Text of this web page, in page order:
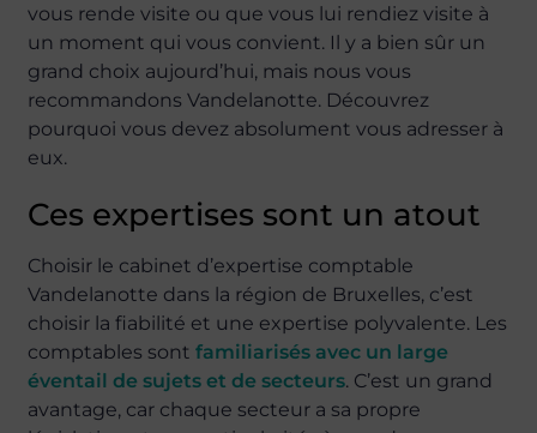
vous rende visite ou que vous lui rendiez visite à
un moment qui vous convient. Il y a bien sûr un
grand choix aujourd’hui, mais nous vous
recommandons Vandelanotte. Découvrez
pourquoi vous devez absolument vous adresser à
eux.
Ces expertises sont un atout
Choisir le cabinet d’expertise comptable
Vandelanotte dans la région de Bruxelles, c’est
choisir la fiabilité et une expertise polyvalente. Les
comptables sontfamiliarisés avec un large
éventail de sujets et de secteurs. C’est un grand
avantage, car chaque secteur a sa propre